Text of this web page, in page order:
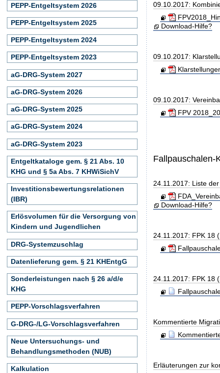
09.10.2017:
Download-Hilfe?
09.10.2017:
09.10.2017:
FPV
Fallpauschalen-
24.11.2017: Liste
Download-Hilfe?
24.11.2017: FPK 18
24.11.2017: FPK 18
Kommentierte
Erläuterungen zur
PEPP-Entgeltsystem 2026
PEPP-Entgeltsystem 2025
PEPP-Entgeltsystem 2024
PEPP-Entgeltsystem 2023
aG-DRG-System 2027
aG-DRG-System 2026
aG-DRG-System 2025
aG-DRG-System 2024
aG-DRG-System 2023
Entgeltkataloge gem. § 21 Abs. 10
KHG und § 5a Abs. 7 KHWiSichV
Investitionsbewertungsrelationen
(IBR)
Erlösvolumen für die Versorgung von
Kindern und Jugendlichen
DRG-Systemzuschlag
Datenlieferung gem. § 21 KHEntgG
Sonderleistungen nach § 26 a/d/e
KHG
PEPP-Vorschlagsverfahren
G-DRG-/LG-Vorschlagsverfahren
Neue Untersuchungs- und
Behandlungsmethoden (NUB)
Kalkulation